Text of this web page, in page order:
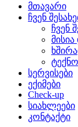
მთავარი
ჩვენ
ჩვენ
სერვისები
ექიმები
Check-up
სიახლეები
კონტაქტი